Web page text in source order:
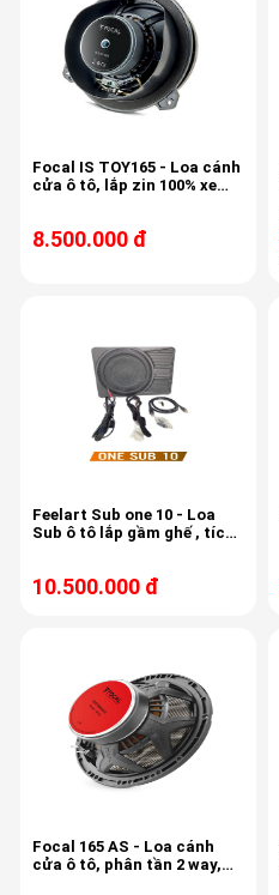
Focal IS TOY165 - Loa cánh
cửa ô tô, lắp zin 100% xe
8.500.000 đ
Feelart Sub one 10 - Loa
Sub ô tô lắp gầm ghế , tích
10.500.000 đ
Focal 165 AS - Loa cánh
cửa ô tô, phân tần 2 way,